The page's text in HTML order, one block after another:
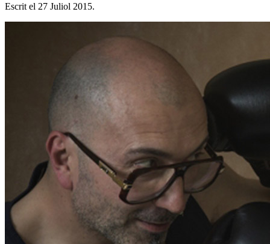
Escrit el 27 Juliol 2015.